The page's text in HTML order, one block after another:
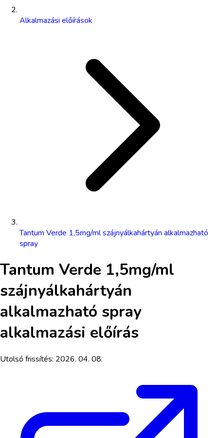
Alkalmazási előírások
Tantum Verde 1,5mg/ml szájnyálkahártyán alkalmazható
spray
Tantum Verde 1,5mg/ml
szájnyálkahártyán
alkalmazható spray
alkalmazási előírás
Utolsó frissítés: 2026. 04. 08.